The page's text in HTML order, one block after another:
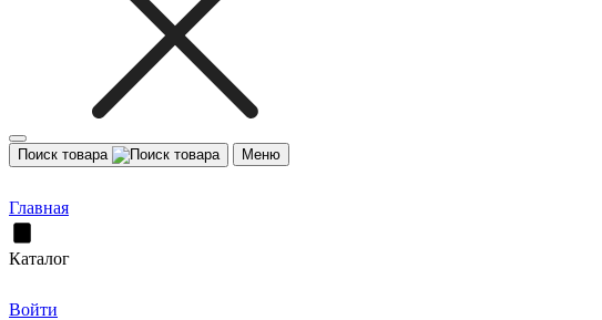
Поиск товара Меню
Главная
Каталог
Войти